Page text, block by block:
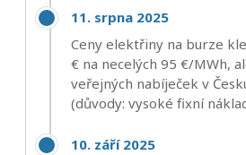
11. srpna 2025
Ceny elektřiny na burze
€ na necelých 95 €/MWh,
veřejných nabíječek v
(důvody: vysoké fixní
10. září 2025